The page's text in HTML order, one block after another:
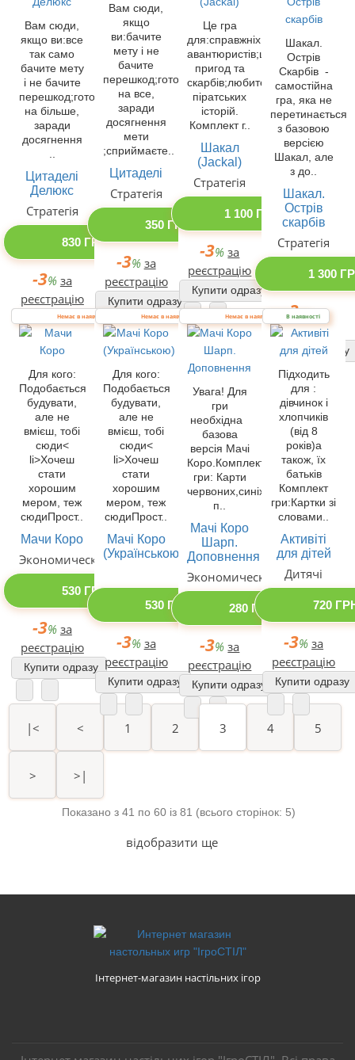
-3% за
реєстрацію
Купити одразу
Вам сюди,
якщо ви:все
так само
бачите мету
і не бачите
перешкод;готові
на більше,
заради
досягнення
Цитаделі
Делюкс
Стратегія
830 ГРН
-3% за
реєстрацію
Купити одразу
Вам сюди,
якщо
ви:бачите
мету і не
бачите
перешкод;готові
на все,
заради
досягнення
мети
;сприймаєте..
Цитаделі
Стратегія
350 ГРН
-3% за
реєстрацію
Купити одразу
Це гра
для:справжніх
авантюристів;шукачів
пригод та
скарбів;любителів
піратських
історій.
Комплект г..
Шакал
(Jackal)
Стратегія
1 100 ГРН
-3% за
реєстрацію
Купити одразу
Шакал.
Острів
Скарбів -
самостійна
гра, яка не
перетинається
з базовою
версією
Шакал, але
з до..
Шакал.
Острів
скарбів
Стратегія
1 300
-3% за
реєстрацію
Купити одразу
Немає в наявності
Для кого:
Подобається
будувати,
але не
вмієш, тобі
сюди<
li>Хочеш
стати
хорошим
мером, теж
сюдиПрост..
Мачи Коро
Экономические
530 ГРН
-3% за
реєстрацію
Купити одразу
Немає в наявності
Для кого:
Подобається
будувати,
але не
вмієш, тобі
сюди<
li>Хочеш
стати
хорошим
мером, теж
сюдиПрост..
Мачі Коро
(Українською)
530 ГРН
-3% за
реєстрацію
Купити одразу
Немає в наявності
Увага! Для
гри
необхідна
базова
версія Мачі
Коро.Комплект
гри: Карти
червоних,синіх,зелених
п..
Мачі Коро
Шарп.
Доповнення
Экономические
280 ГРН
-3% за
реєстрацію
Купити одразу
В наявності
Підходить
для :
дівчинок і
хлопчиків
(від 8
років)а
також, їх
батьків
Комплект
гри:Картки зі
словами..
Активіті
для дітей
Дитячі
720
-3% за
реєстрацію
Купити одразу
|< < 1 2 3 4 5
> >|
Показано з 41 по 60 із 81 (всього сторінок: 5)
відобразити ще
Інтернет-магазин настільних ігор